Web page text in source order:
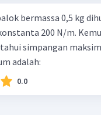
bermassa 0,5 kg
200 N/m.
simpangan
adalah:
0.0